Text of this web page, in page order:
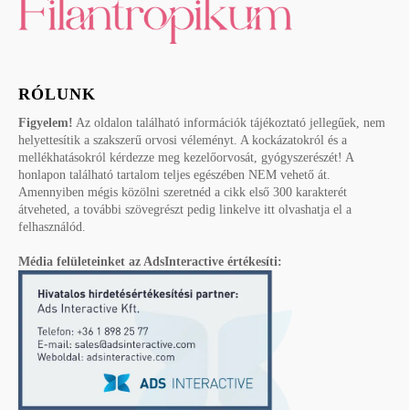
RÓLUNK
Figyelem! Az oldalon található információk tájékoztató jellegűek, nem
helyettesítik a szakszerű orvosi véleményt. A kockázatokról és a
mellékhatásokról kérdezze meg kezelőorvosát, gyógyszerészét! A
honlapon található tartalom teljes egészében NEM vehető át.
Amennyiben mégis közölni szeretnéd a cikk első 300 karakterét
átveheted, a további szövegrészt pedig linkelve itt olvashatja el a
felhasználód.
Média felületeinket az AdsInteractive értékesíti: